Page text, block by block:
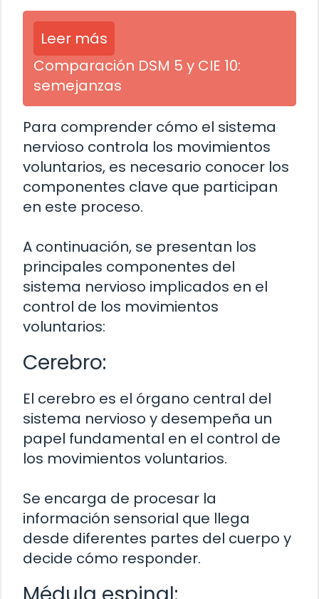
Leer más
Comparación DSM 5 y CIE 10:
semejanzas
Para comprender cómo el sistema
nervioso controla los movimientos
voluntarios, es necesario conocer los
componentes clave que participan
en este proceso.
A continuación, se presentan los
principales componentes del
sistema nervioso implicados en el
control de los movimientos
voluntarios:
Cerebro:
El cerebro es el órgano central del
sistema nervioso y desempeña un
papel fundamental en el control de
los movimientos voluntarios.
Se encarga de procesar la
información sensorial que llega
desde diferentes partes del cuerpo y
decide cómo responder.